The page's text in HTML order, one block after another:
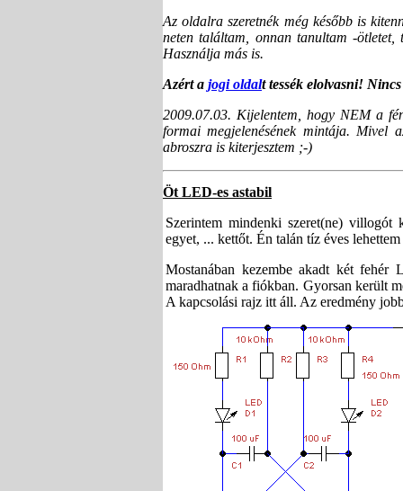
Az oldalra szeretnék még később is
neten találtam, onnan tanultam -
Használja más is.
Azért a jogi oldalt tessék elolvasni!
2009.07.03. Kijelentem, hogy NEM a
formai megjelenésének mintája. Mivel
abroszra is kiterjesztem ;-)
Öt LED-es astabil
Szerintem mindenki szeret(ne)
egyet, ... kettőt. Én talán tíz éves
Mostanában kezembe akadt két
maradhatnak a fiókban. Gyorsan került
A kapcsolási rajz itt áll. Az eredmény